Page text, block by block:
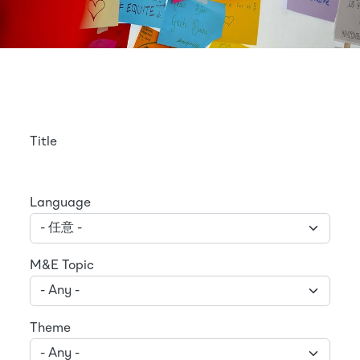
Title
Language
M&E Topic
Theme